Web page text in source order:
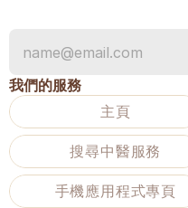
我們的服務
主頁
搜尋中醫服務
手機應用程式專頁